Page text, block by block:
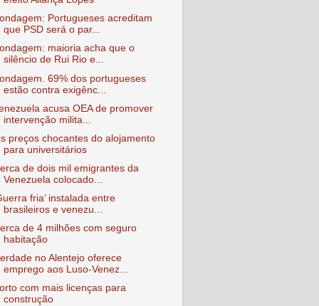
Portugueses acreditam
que PSD será o par...
maioria acha que o
silêncio de Rui Rio e...
69% dos portugueses
estão contra exigênc...
acusa OEA de promover
intervenção milita...
preços chocantes do alojamento
para universitários
de dois mil emigrantes da
Venezuela colocado...
fria’ instalada entre
brasileiros e venezu...
de 4 milhões com seguro
habitação
no Alentejo oferece
emprego aos Luso-Venez...
com mais licenças para
construção